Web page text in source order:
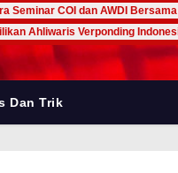
Seminar COI dan AWDI
Ahliwaris Verponding
Dan Trik